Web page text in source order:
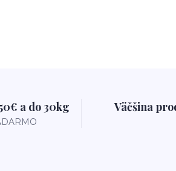
a do 30kg Väčšina